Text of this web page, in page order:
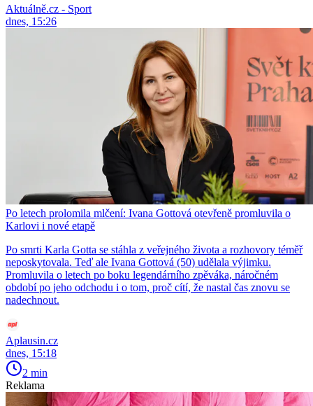
Aktuálně.cz - Sport
dnes, 15:26
Po letech prolomila mlčení: Ivana Gottová otevřeně promluvila o
Karlovi i nové etapě
Po smrti Karla Gotta se stáhla z veřejného života a rozhovory téměř
neposkytovala. Teď ale Ivana Gottová (50) udělala výjimku.
Promluvila o letech po boku legendárního zpěváka, náročném
období po jeho odchodu i o tom, proč cítí, že nastal čas znovu se
nadechnout.
Aplausin.cz
dnes, 15:18
2 min
Reklama